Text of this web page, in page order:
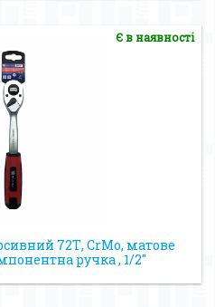
Є в наявності
72Т, CrMo, матове
ручка , 1/2″